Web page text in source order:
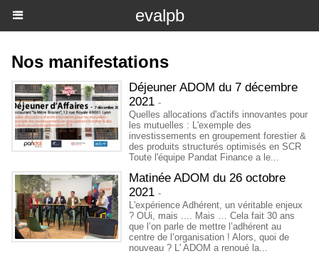
evalpb
Nos manifestations
Déjeuner ADOM du 7 décembre
2021 -
Quelles allocations d'actifs innovantes pour
les mutuelles : L'exemple des
investissements en groupement forestier &
des produits structurés optimisés en SCR
Toute l'équipe Pandat Finance a le...
Matinée ADOM du 26 octobre
2021 -
L'expérience Adhérent, un véritable enjeux
? OUi, mais .... Mais … Cela fait 30 ans
que l’on parle de mettre l’adhérent au
centre de l’organisation ! Alors, quoi de
nouveau ? L' ADOM a renoué la...